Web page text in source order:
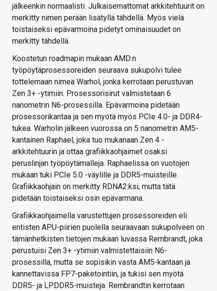
jälkeenkin normaalisti. Julkaisemattomat arkkitehtuurit on
merkitty nimen perään lisätyllä tähdellä. Myös vielä
toistaiseksi epävarmoina pidetyt ominaisuudet on
merkitty tähdellä.
Koostetun roadmapin mukaan AMD:n
työpöytäprosessoreiden seuraava sukupolvi tulee
tottelemaan nimeä Warhol, jonka kerrotaan perustuvan
Zen 3+ -ytimiin. Prosessorisirut valmistetaan 6
nanometrin N6-prosessilla. Epävarmoina pidetään
prosessorikantaa ja sen myötä myös PCIe 4.0- ja DDR4-
tukea. Warholin jälkeen vuorossa on 5 nanometrin AM5-
kantainen Raphael, joka tuo mukanaan Zen 4 -
arkkitehtuurin ja ottaa grafiikkaohjaimet osaksi
peruslinjan työpöytämalleja. Raphaelissa on vuotojen
mukaan tuki PCIe 5.0 -väylille ja DDR5-muisteille.
Grafiikkaohjain on merkitty RDNA2:ksi, mutta tätä
pidetään toistaiseksi osin epävarmana.
Grafiikkaohjaimella varustettujen prosessoreiden eli
entisten APU-piirien puolella seuraavaan sukupolveen on
tämänhetkisten tietojen mukaan luvassa Rembrandt, joka
perustuisi Zen 3+ -ytimiin valmistettaisiin N6-
prosessilla, mutta se sopisikin vasta AM5-kantaan ja
kannettavissa FP7-paketointiin, ja tukisi sen myötä
DDR5- ja LPDDR5-muisteja. Rembrandtin kerrotaan